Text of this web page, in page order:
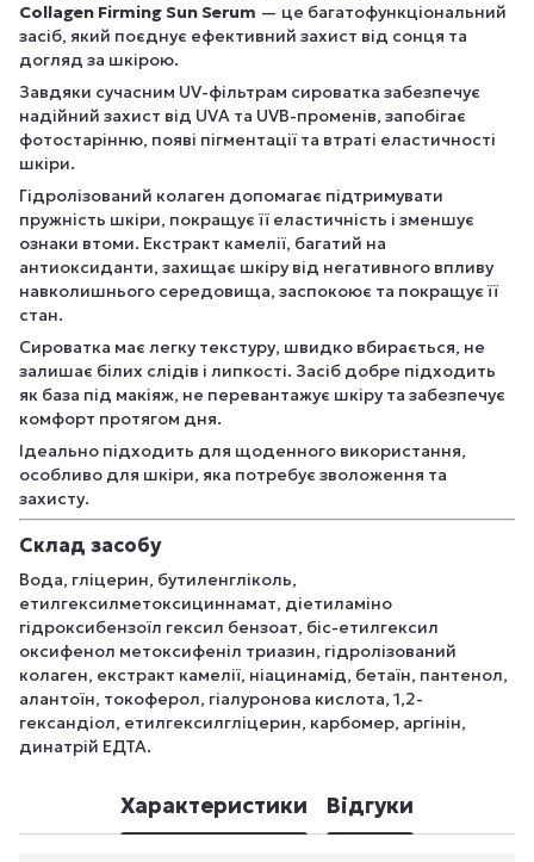
Collagen Firming Sun Serum — це багатофункціональний
засіб, який поєднує ефективний захист від сонця та
догляд за шкірою.
Завдяки сучасним UV-фільтрам сироватка забезпечує
надійний захист від UVA та UVB-променів, запобігає
фотостарінню, появі пігментації та втраті еластичності
шкіри.
Гідролізований колаген допомагає підтримувати
пружність шкіри, покращує її еластичність і зменшує
ознаки втоми. Екстракт камелії, багатий на
антиоксиданти, захищає шкіру від негативного впливу
навколишнього середовища, заспокоює та покращує її
стан.
Сироватка має легку текстуру, швидко вбирається, не
залишає білих слідів і липкості. Засіб добре підходить
як база під макіяж, не перевантажує шкіру та забезпечує
комфорт протягом дня.
Ідеально підходить для щоденного використання,
особливо для шкіри, яка потребує зволоження та
захисту.
Склад засобу
Вода, гліцерин, бутиленгліколь,
етилгексилметоксициннамат, діетиламіно
гідроксибензоїл гексил бензоат, біс-етилгексил
оксифенол метоксифеніл триазин, гідролізований
колаген, екстракт камелії, ніацинамід, бетаїн, пантенол,
алантоїн, токоферол, гіалуронова кислота, 1,2-
гександіол, етилгексилгліцерин, карбомер, аргінін,
динатрій ЕДТА.
Характеристики Відгуки